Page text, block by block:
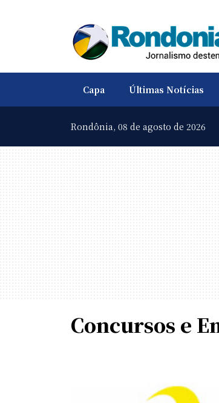
Capa Últimas Notícias
Rondônia, 08 de agosto de 2026
Concursos e